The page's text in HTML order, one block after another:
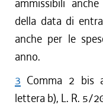
ammissibili
della data di
anche per le
anno.
3 Comma 2 bis
lettera b), L. R. 5/